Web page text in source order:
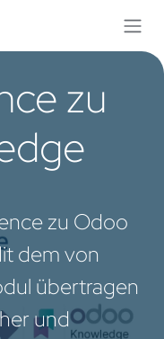
zu
zu Odoo
dem von
übertragen
und